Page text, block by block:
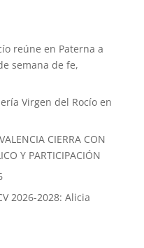
reúne en Paterna a
semana de fe,
Virgen del Rocío en
CIERRA CON
Y PARTICIPACIÓN
2026-2028: Alicia